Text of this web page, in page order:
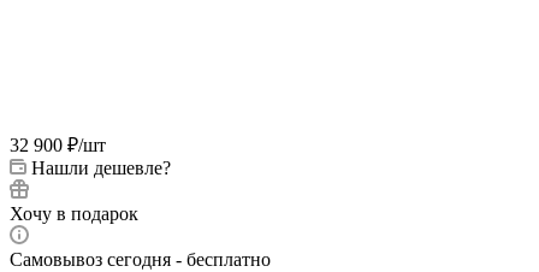
32 900 ₽/шт
Нашли дешевле?
Хочу в подарок
Самовывоз сегодня - бесплатно